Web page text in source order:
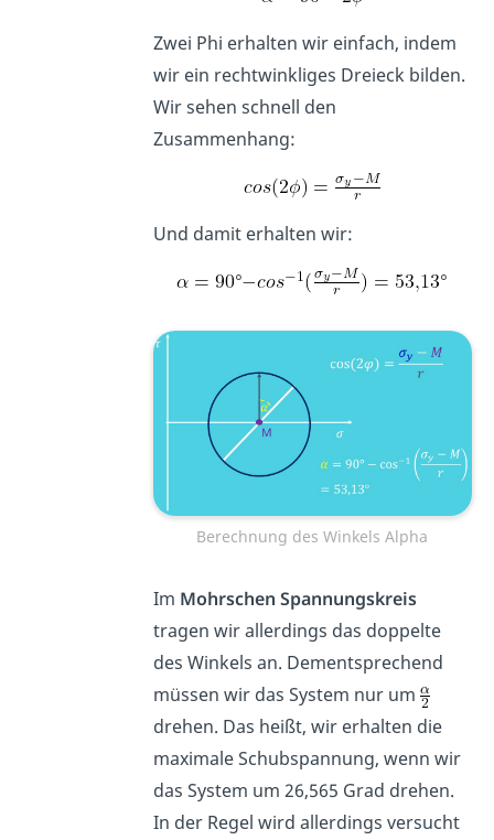
Zwei Phi erhalten wir einfach, indem
wir ein rechtwinkliges Dreieck bilden.
Wir sehen schnell den
Zusammenhang:
Und damit erhalten wir:
°
°
Berechnung des Winkels Alpha
Im Mohrschen Spannungskreis
tragen wir allerdings das doppelte
des Winkels an. Dementsprechend
müssen wir das System nur um
drehen. Das heißt, wir erhalten die
maximale Schubspannung, wenn wir
das System um 26,565 Grad drehen.
In der Regel wird allerdings versucht